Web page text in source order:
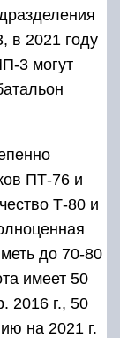
в 2021 году
3 могут
ПТ-76 и
Т-80 и
до 70-80
имеет 50
2016 г., 50
на 2021 г.